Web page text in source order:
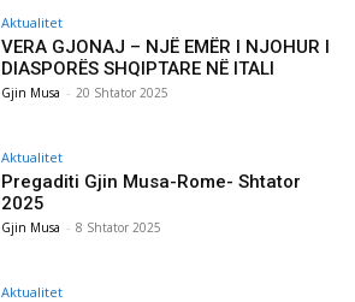
Aktualitet
VERA GJONAJ – NJË EMËR I NJOHUR I
DIASPORËS SHQIPTARE NË ITALI
Gjin Musa - 20 Shtator 2025
Aktualitet
Pregaditi Gjin Musa-Rome- Shtator
2025
Gjin Musa - 8 Shtator 2025
Aktualitet